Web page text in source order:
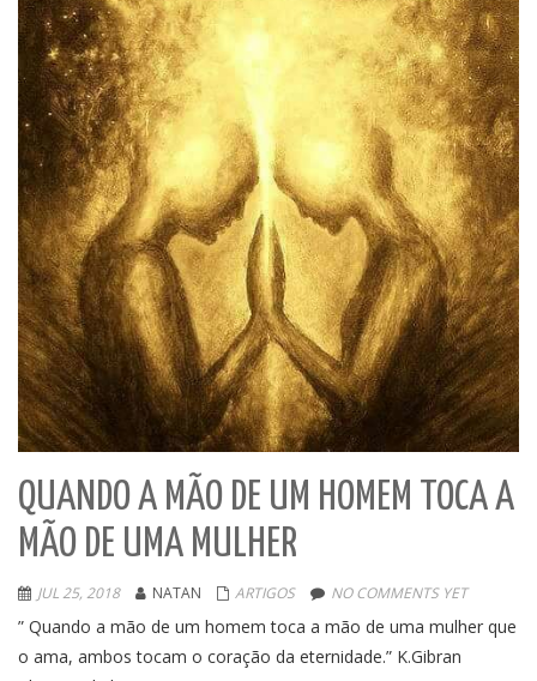
QUANDO A MÃO DE UM HOMEM TOCA A
MÃO DE UMA MULHER
JUL 25, 2018 NATAN ARTIGOS NO COMMENTS YET
” Quando a mão de um homem toca a mão de uma mulher que
o ama, ambos tocam o coração da eternidade.” K.Gibran